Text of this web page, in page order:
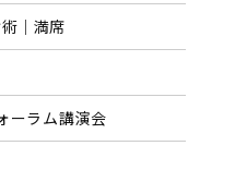
｜満席
ーラム講演会